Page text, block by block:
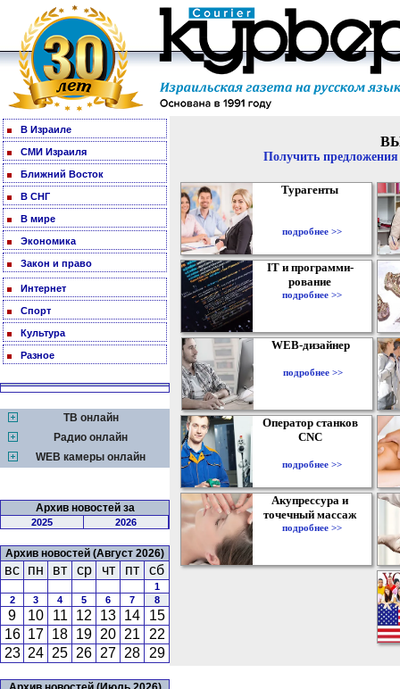
В Израиле
СМИ Израиля
Ближний Восток
В СНГ
В мире
Экономика
Закон и право
Интернет
Спорт
Культура
Разное
ТВ онлайн
Радио онлайн
WEB камеры онлайн
Архив новостей за
2025 2026
Архив новостей (Август 2026)
вс пн вт ср чт пт сб
1
2
3 4 5 6 7 8
9 10 11 12 13 14
15
16 17 18 19 20 21
22
23 24 25 26 27 28 29
Получить
Турагенты
подробнее >>
IT и программи-
рование
подробнее >>
WEB-дизайнер
подробнее >>
Оператор станков
CNC
подробнее >>
Акупрессура и
точечный массаж
подробнее >>